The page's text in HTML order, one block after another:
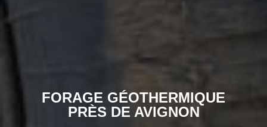
FORAGE GÉOTHERMIQUE
PRÈS DE AVIGNON